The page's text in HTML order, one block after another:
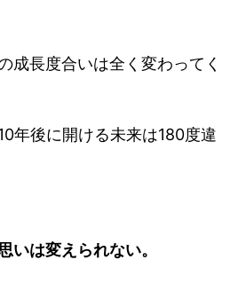
成長度合いは全く変わってく
年後に開ける未来は180度違
いは変えられない。